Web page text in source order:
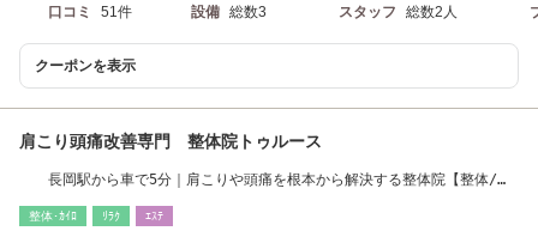
口コミ 51件 設備 総数3 スタッフ 総数2人
クーポンを表示
肩こり頭痛改善専門 整体院トゥルース
長岡駅から車で5分｜肩こりや頭痛を根本から解決する整体院【整体/肩
整体･ｶｲﾛ ﾘﾗｸ ｴｽﾃ